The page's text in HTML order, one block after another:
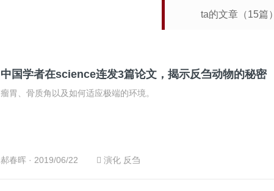
ta的文章（15篇
中国学者在science连发3篇论文，揭示反刍动物的秘密
瘤胃、骨质角以及如何适应极端的环境。
郝春晖 · 2019/06/22 演化 反刍